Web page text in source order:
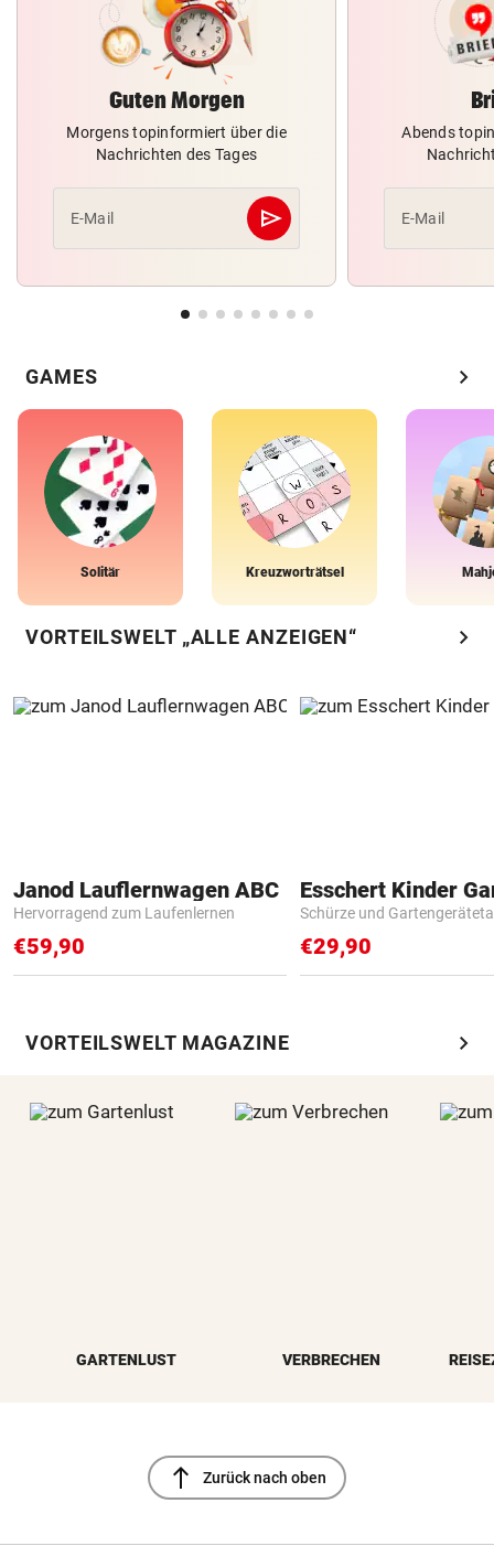
Guten Morgen
Morgens topinformiert über die
Nachrichten des Tages
E-Mail send
Abschicken
Abends
E-Mail
GAMES chevron_right
Solitär Kreuzworträtsel
VORTEILSWELT „ALLE ANZEIGEN“ chevron_right
Janod Lauflernwagen ABC
Hervorragend zum Laufenlernen
€59,90
Schürze und
€29,90
VORTEILSWELT MAGAZINE chevron_right
GARTENLUST VERBRECHEN
north Zurück nach oben